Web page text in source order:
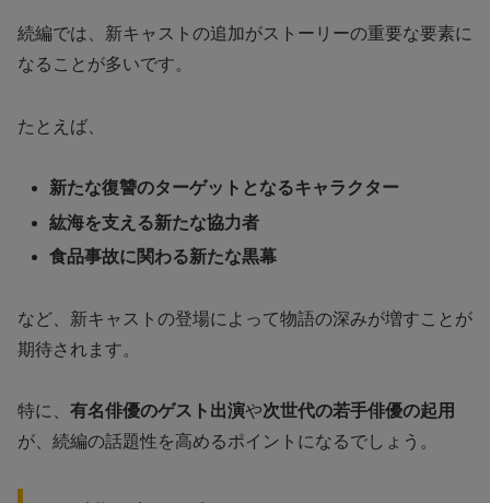
続編では、新キャストの追加がストーリーの重要な要素に
なることが多いです。
たとえば、
新たな復讐のターゲットとなるキャラクター
紘海を支える新たな協力者
食品事故に関わる新たな黒幕
など、新キャストの登場によって物語の深みが増すことが
期待されます。
特に、 有名俳優のゲスト出演や次世代の若手俳優の起用
が、続編の話題性を高めるポイントになるでしょう。